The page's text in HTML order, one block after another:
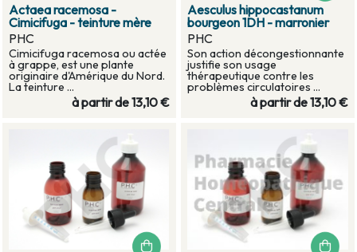
Actaea racemosa -
Cimicifuga - teinture mère
PHC
Cimicifuga racemosa ou actée
à grappe, est une plante
originaire d'Amérique du Nord.
La teinture ...
à partir de13,10 €
Aesculus hippocastanum
bourgeon 1DH - marronier
PHC
Son action décongestionnante
justifie son usage
thérapeutique contre les
problèmes circulatoires ...
à partir de13,10 €